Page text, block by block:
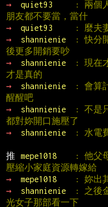
→
quiet93
: 兩個
朋友都不要當，當什
→
quiet93 : 麼夫
→
shannienie
: 快分
後更多開銷要吵
→
shannienie
: 現在
才是真的
→
shannienie
: 會算
醒醒吧
→
shannienie
: 不是
都對妳開口施壓了
→
shannienie
: 水電
推
mepe1018
: 他父
壓縮小家庭資源轉嫁給
→
mepe1018 : 妳出
→
shannienie
: 之後
光女子那部看一下